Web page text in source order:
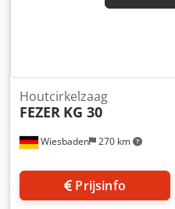
huidige staat zoals
Wiesbaden 270 km
Houtcirkelzaag
FEZER KG 30
Prijsinfo